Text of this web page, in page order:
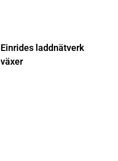
Einrides laddnätverk
växer